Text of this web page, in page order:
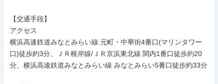
【交通手段】
アクセス
横浜高速鉄道みなとみらい線 元町・中華街4番口(マリンタワー
口)徒歩約3分、ＪＲ根岸線/ＪＲ京浜東北線 関内1番口徒歩約20
分、横浜高速鉄道みなとみらい線 みなとみらい5番口徒歩約33分